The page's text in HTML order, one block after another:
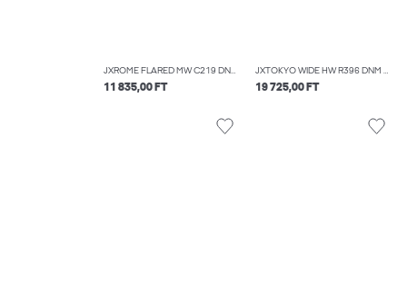
JXROME FLARED MW C219 DNM NOOS
11 835,00 FT
JXTOKYO WIDE HW R396 DNM NOOS
19 725,00 FT